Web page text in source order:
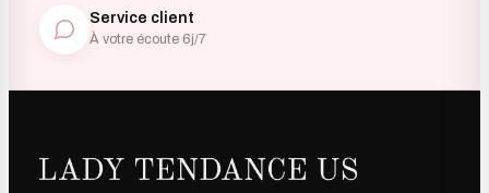
Service client
À votre écoute 6j/7